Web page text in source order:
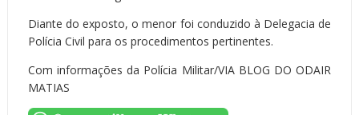
Diante do exposto, o menor foi conduzido à Delegacia de
Polícia Civil para os procedimentos pertinentes.
Com informações da Polícia Militar/VIA BLOG DO ODAIR
MATIAS